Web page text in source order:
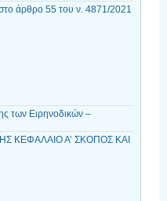
στο άρθρο 55 του ν. 4871/2021
των Ειρηνοδικών –
ΚΕΦΑΛΑΙΟ Α’ ΣΚΟΠΟΣ ΚΑΙ